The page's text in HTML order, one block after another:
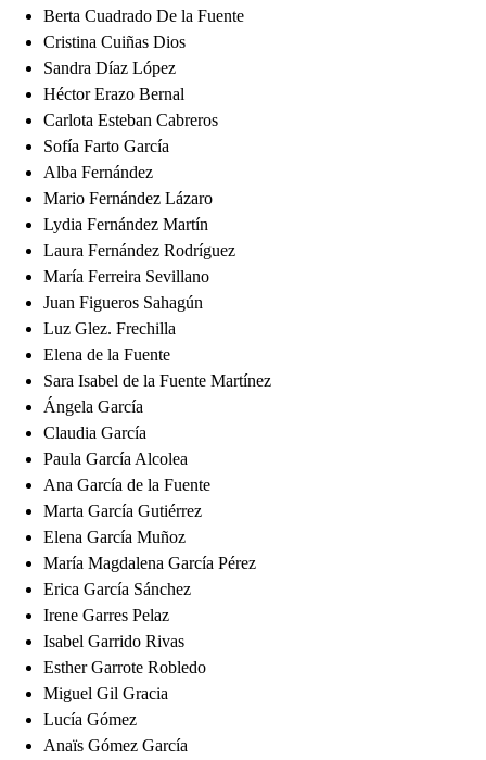
Berta Cuadrado De la Fuente
Cristina Cuiñas Dios
Sandra Díaz López
Héctor Erazo Bernal
Carlota Esteban Cabreros
Sofía Farto García
Alba Fernández
Mario Fernández Lázaro
Lydia Fernández Martín
Laura Fernández Rodríguez
María Ferreira Sevillano
Juan Figueros Sahagún
Luz Glez. Frechilla
Elena de la Fuente
Sara Isabel de la Fuente Martínez
Ángela García
Claudia García
Paula García Alcolea
Ana García de la Fuente
Marta García Gutiérrez
Elena García Muñoz
María Magdalena García Pérez
Erica García Sánchez
Irene Garres Pelaz
Isabel Garrido Rivas
Esther Garrote Robledo
Miguel Gil Gracia
Lucía Gómez
Anaïs Gómez García